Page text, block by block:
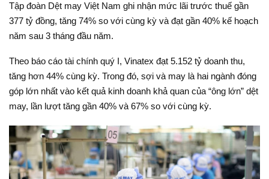
Tập đoàn Dệt may Việt Nam ghi nhận mức lãi trước thuế gần
377 tỷ đồng, tăng 74% so với cùng kỳ và đạt gần 40% kế hoạch
năm sau 3 tháng đầu năm.
Theo báo cáo tài chính quý I, Vinatex đạt 5.152 tỷ doanh thu,
tăng hơn 44% cùng kỳ. Trong đó, sợi và may là hai ngành đóng
góp lớn nhất vào kết quả kinh doanh khả quan của “ông lớn” dệt
may, lần lượt tăng gần 40% và 67% so với cùng kỳ.